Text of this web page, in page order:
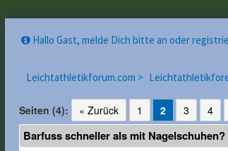
Hallo Gast, melde Dich bitte an oder
Leichtathletikforum.com >
Seiten (4): « Zurück 1 2 3 4
Barfuss schneller als mit Nagelschuhen?